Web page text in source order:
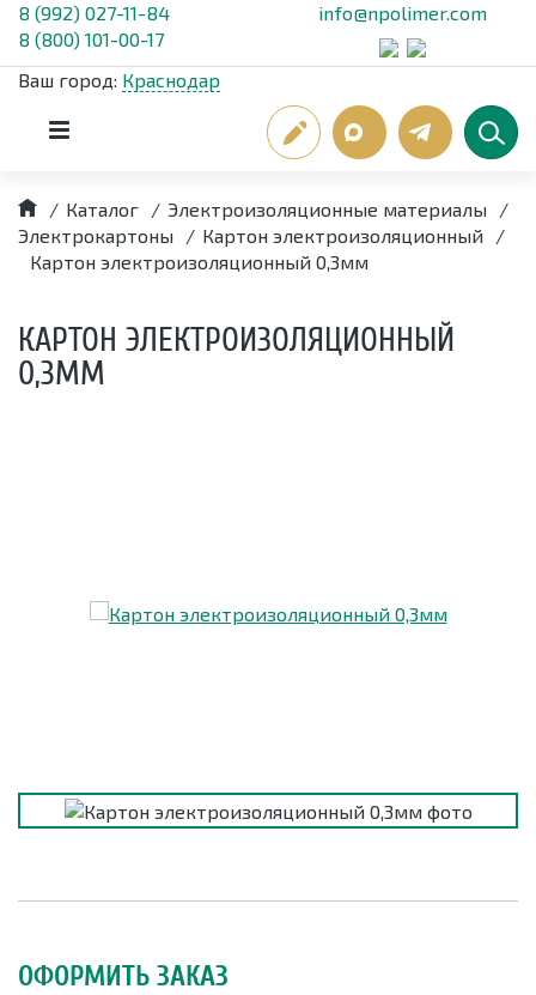
8 (992) 027-11-84
8 (800) 101-00-17
info@npolimer.com
Ваш город: Краснодар
/ Каталог / Электроизоляционные материалы
/
Электрокартоны
/ Картон электроизоляционный
/
Картон электроизоляционный 0,3мм
КАРТОН ЭЛЕКТРОИЗОЛЯЦИОННЫЙ
0,3ММ
ОФОРМИТЬ ЗАКАЗ